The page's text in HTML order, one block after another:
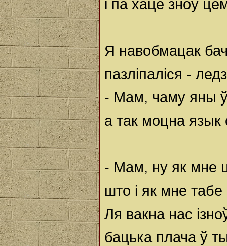
і па хаце зноў
Я навобмацак
пазліпаліся -
- Мам, чаму яны
а так моцна язык
- Мам, ну як мне
што і як мне
Ля вакна нас
бацька плача ў